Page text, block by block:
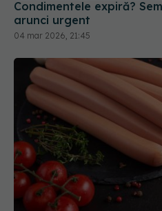
Ce să faci ca să nu mai
fierbi? Cum îi fierbi corect
05 oct 2025, 17:17